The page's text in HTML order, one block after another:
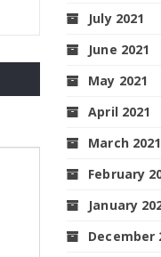
July 2021
June 2021
May 2021
April 2021
March 2021
February
January
December